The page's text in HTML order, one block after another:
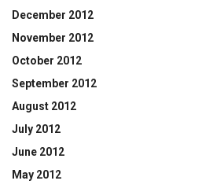
December 2012
November 2012
October 2012
September 2012
August 2012
July 2012
June 2012
May 2012